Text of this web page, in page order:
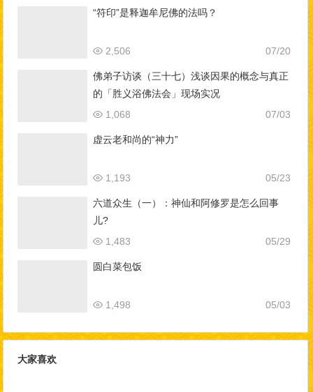
“符印”是释迦牟尼佛的法吗？
07/20
2,506
佛弟子访谈（三十七）浅谈因果的概念与真正
的「胜义浴佛法会」现场实况
07/03
1,068
虚云老和尚的“神力”
05/23
1,193
六道众生（一）：神仙和阿修罗是怎么回事
儿?
05/29
1,483
圆白菜包饭
05/03
1,498
大家喜欢